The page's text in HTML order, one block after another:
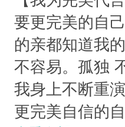
要更完美的自
的亲都知道我
不容易。孤独
我身上不断重
更完美自信的自